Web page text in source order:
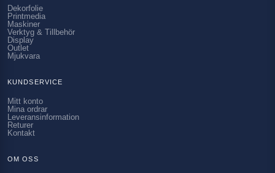
Dekorfolie
Printmedia
Maskiner
Verktyg & Tillbehör
Display
Outlet
Mjukvara
KUNDSERVICE
Mitt konto
Mina ordrar
Leveransinformation
Returer
Kontakt
OM OSS